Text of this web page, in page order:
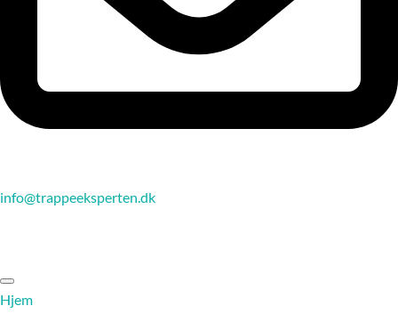
info@trappeeksperten.dk
Hjem